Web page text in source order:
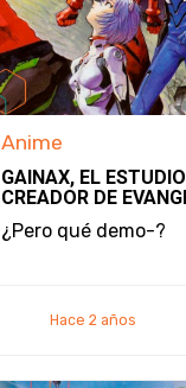
Anime
GAINAX, EL
CREADOR DE
DECLARADO EN
¿Pero qué demo-?
Hace 2 años